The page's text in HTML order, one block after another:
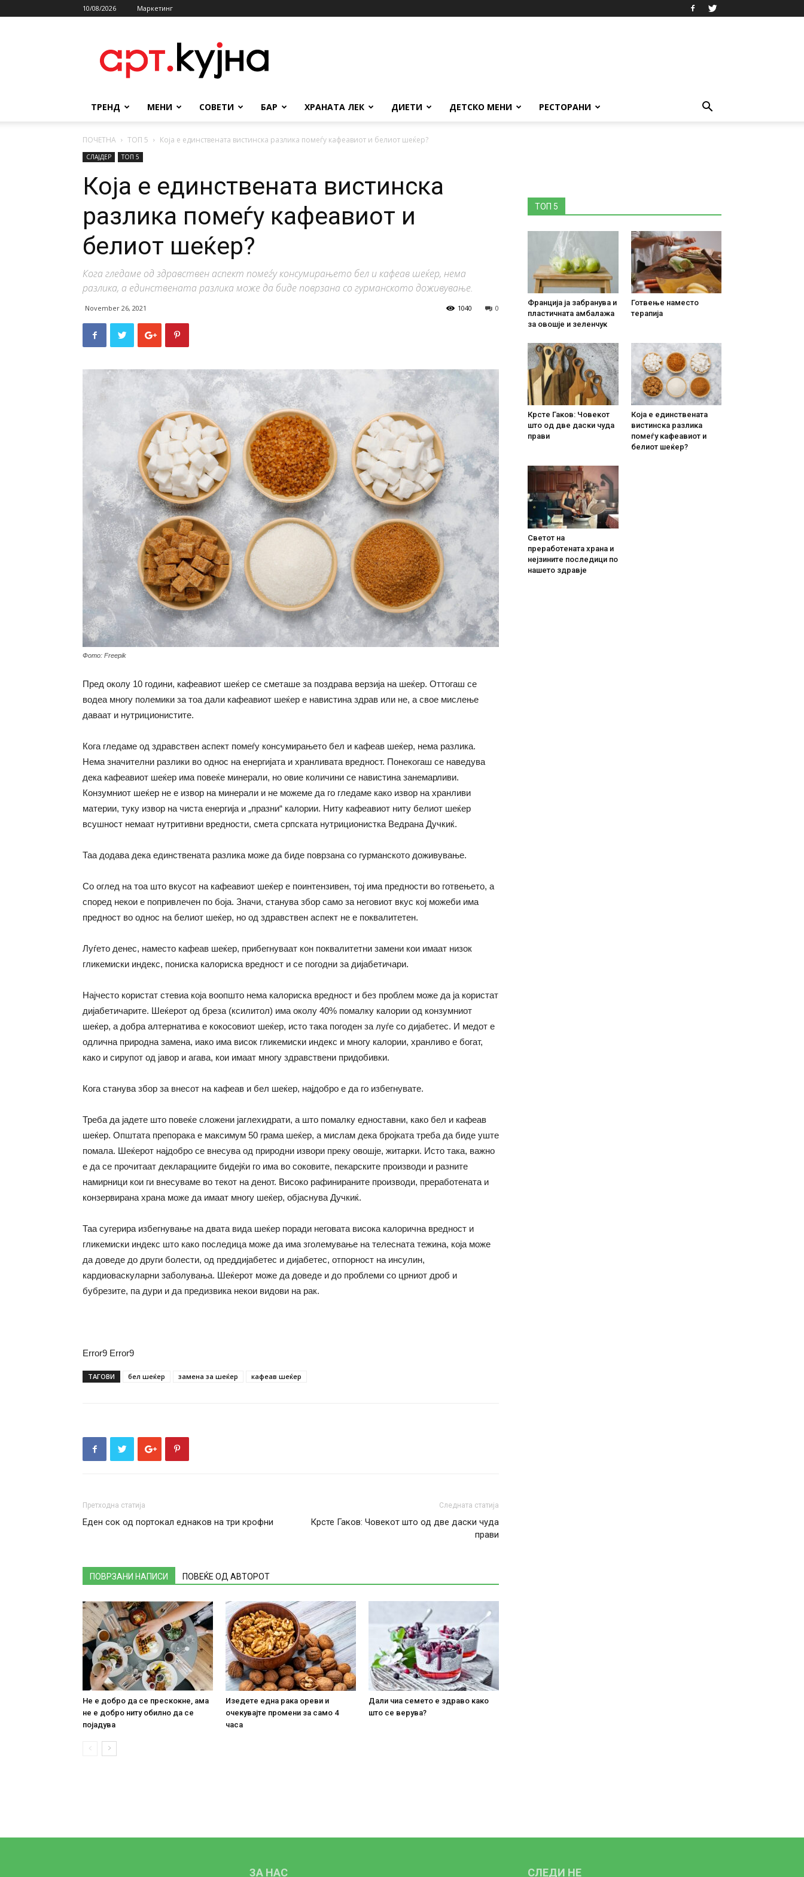
10/08/2026 Маркетинг
ТРЕНД МЕНИ СОВЕТИ БАР ХРАНАТА ЛЕК ДИЕТИ ДЕТСКО МЕНИ РЕСТОРАНИ
ПОЧЕТНА ТОП 5 Која е единствената вистинска разлика помеѓу кафеавиот и белиот шеќер?
СЛАЈДЕР ТОП 5
Која е единствената вистинска
разлика помеѓу кафеавиот и
белиот шеќер?
Кога гледаме од здравствен аспект помеѓу консумирањето бел и кафеав шеќер, нема
разлика, а единствената разлика може да биде поврзана со гурманското доживување.
November 26, 2021 0
1040
Фото: Freepik
Пред околу 10 години, кафеавиот шеќер се сметаше за поздрава верзија на шеќер. Оттогаш се
водеа многу полемики за тоа дали кафеавиот шеќер е навистина здрав или не, а свое мислење
даваат и нутриционистите.
Кога гледаме од здравствен аспект помеѓу консумирањето бел и кафеав шеќер, нема разлика.
Нема значителни разлики во однос на енергијата и хранливата вредност. Понекогаш се наведува
дека кафеавиот шеќер има повеќе минерали, но овие количини се навистина занемарливи.
Конзумниот шеќер не е извор на минерали и не можеме да го гледаме како извор на хранливи
материи, туку извор на чиста енергија и „празни“ калории. Ниту кафеавиот ниту белиот шеќер
всушност немаат нутритивни вредности, смета српската нутриционистка Ведрана Дучкиќ.
Таа додава дека единствената разлика може да биде поврзана со гурманското доживување.
Со оглед на тоа што вкусот на кафеавиот шеќер е поинтензивен, тој има предности во готвењето, а
според некои е попривлечен по боја. Значи, станува збор само за неговиот вкус кој можеби има
предност во однос на белиот шеќер, но од здравствен аспект не е поквалитетен.
Луѓето денес, наместо кафеав шеќер, прибегнуваат кон поквалитетни замени кои имаат низок
гликемиски индекс, пониска калориска вредност и се погодни за дијабетичари.
Најчесто користат стевиа која воопшто нема калориска вредност и без проблем може да ја користат
дијабетичарите. Шеќерот од бреза (ксилитол) има околу 40% помалку калории од конзумниот
шеќер, а добра алтернатива е кокосовиот шеќер, исто така погоден за луѓе со дијабетес. И медот е
одлична природна замена, иако има висок гликемиски индекс и многу калории, хранливо е богат,
како и сирупот од јавор и агава, кои имаат многу здравствени придобивки.
Кога станува збор за внесот на кафеав и бел шеќер, најдобро е да го избегнувате.
Треба да јадете што повеќе сложени јаглехидрати, а што помалку едноставни, како бел и кафеав
шеќер. Општата препорака е максимум 50 грама шеќер, а мислам дека бројката треба да биде уште
помала. Шеќерот најдобро се внесува од природни извори преку овошје, житарки. Исто така, важно
е да се прочитаат декларациите бидејќи го има во соковите, пекарските производи и разните
намирници кои ги внесуваме во текот на денот. Високо рафинираните производи, преработената и
конзервирана храна може да имаат многу шеќер, објаснува Дучкиќ.
Таа сугерира избегнување на двата вида шеќер поради неговата висока калорична вредност и
гликемиски индекс што како последица може да има зголемување на телесната тежина, која може
да доведе до други болести, од преддијабетес и дијабетес, отпорност на инсулин,
кардиоваскуларни заболувања. Шеќерот може да доведе и до проблеми со црниот дроб и
бубрезите, па дури и да предизвика некои видови на рак.
Error9 Error9
ТАГОВИ бел шеќер замена за шеќер кафеав шеќер
Претходна статија
Еден сок од портокал еднаков на три крофни
Следната статија
Крсте Гаков: Човекот што од две даски чуда
прави
ПОВРЗАНИ НАПИСИ ПОВЕЌЕ ОД АВТОРОТ
Не е добро да се прескокне, ама
не е добро ниту обилно да се
појадува
Изедете една рака ореви и
очекувајте промени за само 4
часа
Дали чиа семето е здраво како
што се верува?
ТОП 5
Франција ја забранува и
пластичната амбалажа
за овошје и зеленчук
Готвење наместо
терапија
Крсте Гаков: Човекот
што од две даски чуда
прави
Која е единствената
вистинска разлика
помеѓу кафеавиот и
белиот шеќер?
Светот на
преработената храна и
нејзините последици по
нашето здравје
ЗА НАС СЛЕДИ НЕ